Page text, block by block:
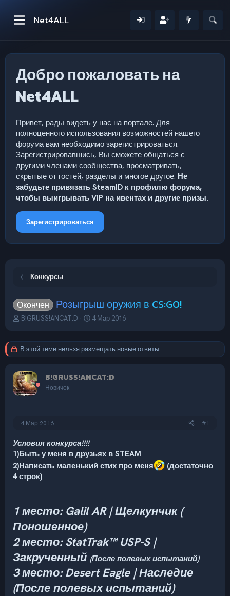
Net4ALL
Добро пожаловать на
Net4ALL
Привет, рады видеть у нас на портале. Для
полноценного использования возможностей нашего
форума вам необходимо зарегистрироваться.
Зарегистрировавшись, Вы сможете общаться с
другими членами сообщества, просматривать,
скрытые от гостей, разделы и многое другое. Не
забудьте привязать SteamID к профилю форума,
чтобы выигрывать VIP на ивентах и другие призы.
Зарегистрироваться
Конкурсы
Окончен Розыгрыш оружия в CS:GO!
А
о
е
м
ы
B!GRUSS!ANCAT:D
Д
ч
а
4 Мар 2016
В этой теме нельзя размещать новые ответы.
B!GRUSS!ANCAT:D
Новичок
4 Мар 2016 #1
Условия конкурса!!!!
1)Быть у меня в друзьях в STEAM
2)Написать маленький стих про меня
(достаточно
4 строк)
1 место: Galil AR | Щелкунчик (
Поношенное)
2 место: StatTrak™ USP-S |
Закрученный (После полевых испытаний)
3 место: Desert Eagle | Наследие
(После полевых испытаний)